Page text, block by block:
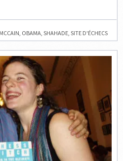
MCCAIN, OBAMA,SHAHADE,SITE D'ÉCHECS